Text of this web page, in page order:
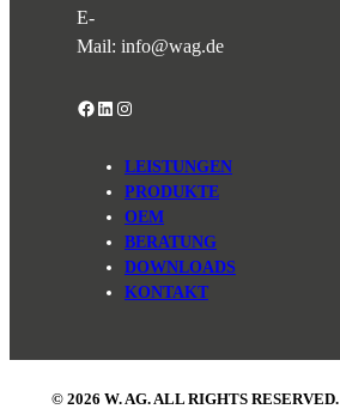
E-
Mail: info@wag.de
Facebook
LinkedIn
Instagram
LEISTUNGEN
PRODUKTE
OEM
BERATUNG
DOWNLOADS
KONTAKT
© 2026 W. AG. ALL RIGHTS RESERVED.